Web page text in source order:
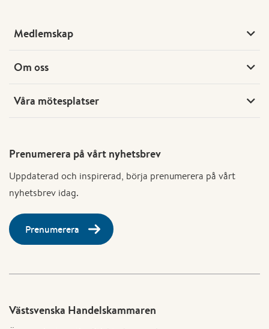
Medlemskap
Om oss
Våra mötesplatser
Prenumerera på vårt nyhetsbrev
Uppdaterad och inspirerad, börja prenumerera på vårt
nyhetsbrev idag.
Prenumerera
Västsvenska Handelskammaren